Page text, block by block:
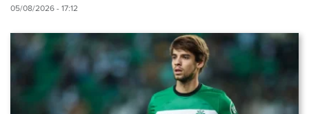
05/08/2026 - 17:12